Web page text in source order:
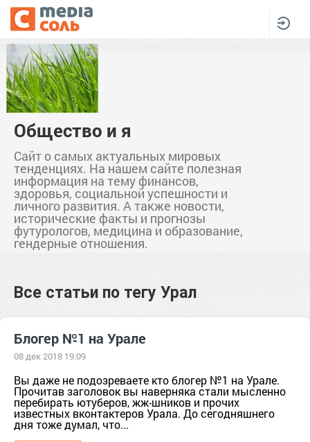
Общество и я
Сайт о самых актуальных мировых
тенденциях. На нашем сайте полезная
информация на тему финансов,
здоровья, социальной успешности и
личного развития. А также новости,
исторические факты и прогнозы
футурологов, медицина и образование,
гендерные отношения.
Все статьи по тегу Урал
Блогер №1 на Урале
08 дек 2018 19:09
Вы даже не подозреваете кто блогер №1 на Урале.
Прочитав заголовок вы наверняка стали мысленно
перебирать ютуберов, жж-шников и прочих
известных вконтактеров Урала. До сегодняшнего
дня тоже думал, что...